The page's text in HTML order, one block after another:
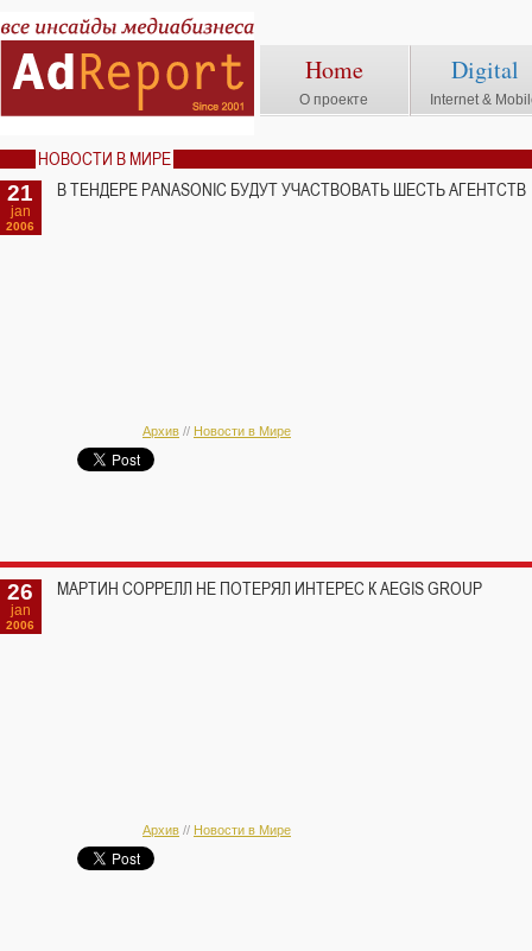
Home
О проекте
Digital
Internet &
НОВОСТИ В МИРЕ
21
jan
2006
В ТЕНДЕРЕ PANASONIC БУДУТ УЧАСТВОВАТЬ ШЕСТЬ АГЕНТСТВ
Архив // Новости в Мире
26
jan
2006
МАРТИН СОРРЕЛЛ НЕ ПОТЕРЯЛ ИНТЕРЕС К AEGIS GROUP
Архив // Новости в Мире